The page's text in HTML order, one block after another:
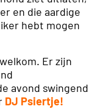
en die aardige
hebt mogen
Er zijn
avond swingend
DJ Psiertje!